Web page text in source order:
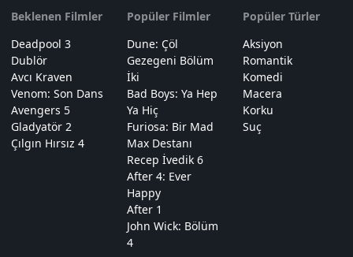
Beklenen Filmler
Deadpool 3
Dublör
Avcı Kraven
Venom: Son Dans
Avengers 5
Gladyatör 2
Çılgın Hırsız 4
Popüler Filmler
Dune: Çöl
Gezegeni Bölüm
İki
Bad Boys: Ya Hep
Ya Hiç
Furiosa: Bir Mad
Max Destanı
Recep İvedik 6
After 4: Ever
Happy
After 1
John Wick: Bölüm
4
Popüler Türler
Aksiyon
Romantik
Komedi
Macera
Korku
Suç